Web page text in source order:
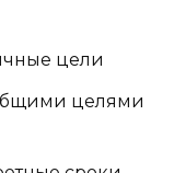
цели
целями